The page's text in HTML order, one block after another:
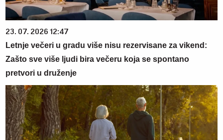
23. 07. 2026 12:47
Letnje večeri u gradu više nisu rezervisane za vikend:
Zašto sve više ljudi bira večeru koja se spontano
pretvori u druženje